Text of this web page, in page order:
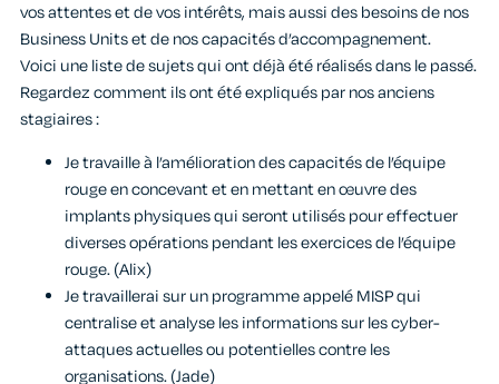
vos attentes et de vos intérêts, mais aussi des besoins de nos
Business Units et de nos capacités d’accompagnement.
Voici une liste de sujets qui ont déjà été réalisés dans le passé.
Regardez comment ils ont été expliqués par nos anciens
stagiaires :
Je travaille à l’amélioration des capacités de l’équipe
rouge en concevant et en mettant en œuvre des
implants physiques qui seront utilisés pour effectuer
diverses opérations pendant les exercices de l’équipe
rouge. (Alix)
Je travaillerai sur un programme appelé MISP qui
centralise et analyse les informations sur les cyber-
attaques actuelles ou potentielles contre les
organisations. (Jade)